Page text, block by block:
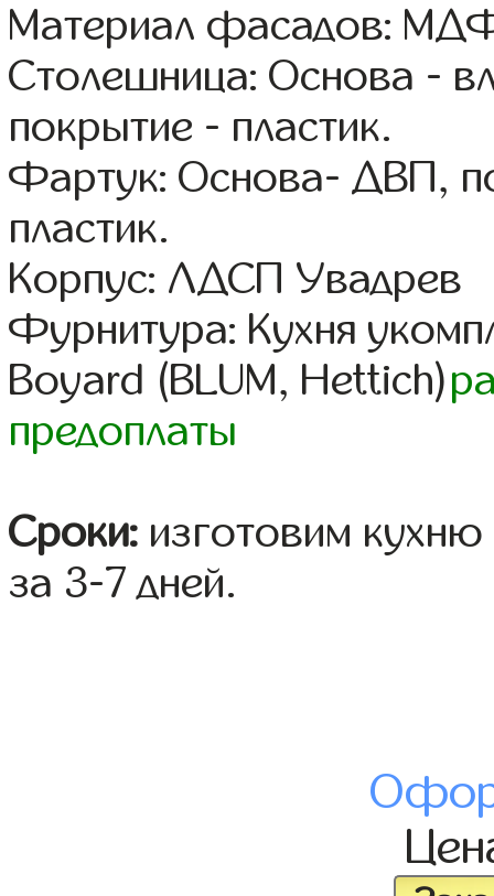
Материал фасадов:
Столешница: Основа -
покрытие - пластик.
Фартук: Основа- ДВП,
пластик.
Корпус: ЛДСП Увадрев
Фурнитура: Кухня
Boyard (BLUM, Hettich)
предоплаты
Сроки: изготовим
за 3-7 дней.